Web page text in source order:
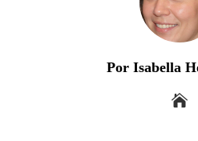
Por Isabella